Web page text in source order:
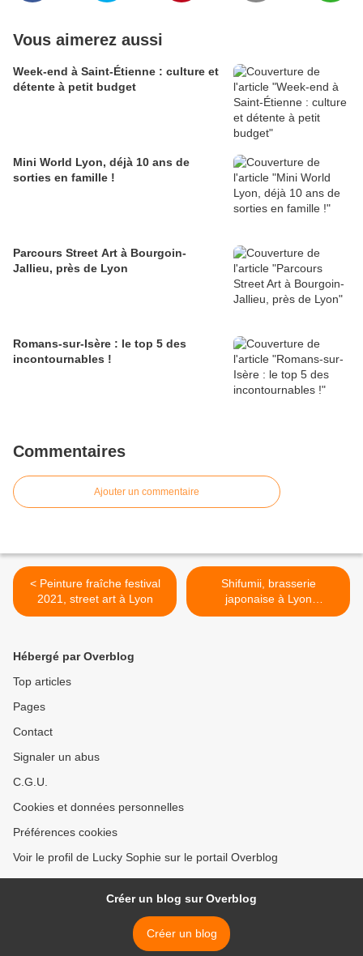
Vous aimerez aussi
Week-end à Saint-Étienne : culture et
détente à petit budget
Mini World Lyon, déjà 10 ans de
sorties en famille !
Parcours Street Art à Bourgoin-
Jallieu, près de Lyon
Romans-sur-Isère : le top 5 des
incontournables !
Commentaires
Ajouter un commentaire
< Peinture fraîche festival
2021, street art à Lyon
Shifumii, brasserie
japonaise à Lyon
Confluence >
Hébergé par Overblog
Top articles
Pages
Contact
Signaler un abus
C.G.U.
Cookies et données personnelles
Préférences cookies
Voir le profil de Lucky Sophie sur le portail Overblog
Créer un blog sur Overblog
Créer un blog